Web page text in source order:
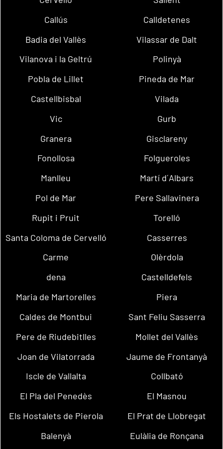
Callús
Calldetenes
Badia del Vallès
Vilassar de Dalt
Vilanova i la Geltrú
Polinyà
Pobla de Lillet
Pineda de Mar
Castellbisbal
Vilada
Vic
Gurb
Granera
Gisclareny
Fonollosa
Folgueroles
Manlleu
Martí d´Albars
Pol de Mar
Pere Sallavinera
Rupit i Pruit
Torelló
Santa Coloma de Cervelló
Casserres
Carme
Olèrdola
dena
Castelldefels
Maria de Martorelles
Piera
Caldes de Montbui
Sant Feliu Sasserra
Pere de Riudebitlles
Mollet del Vallès
Joan de Vilatorrada
Jaume de Frontanyà
Iscle de Vallalta
Collbató
El Pla del Penedès
El Masnou
Els Hostalets de Pierola
El Prat de Llobregat
Balenyà
Eulàlia de Ronçana